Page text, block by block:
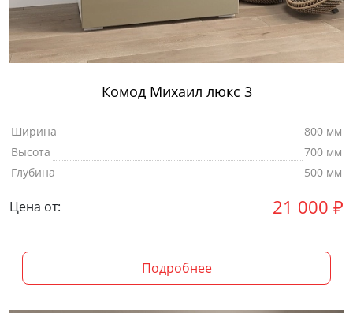
Комод Михаил люкс 3
Ширина
800 мм
Высота
700 мм
Глубина
500 мм
Цена от: 21 000 ₽
Подробнее